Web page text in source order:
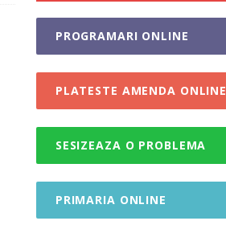
PROGRAMARI ONLINE
PLATESTE AMENDA ONLINE
SESIZEAZA O PROBLEMA
PRIMARIA ONLINE